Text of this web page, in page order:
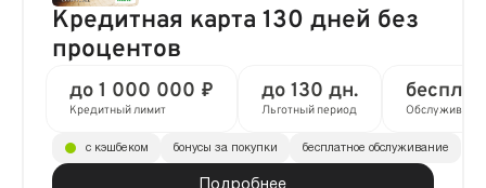
Кредитная карта 130 дней без
процентов
до 1 000 000 ₽
Кредитный лимит
до 130 дн.
Льготный период
с кэшбеком бонусы за покупки бесплатное обслуживание